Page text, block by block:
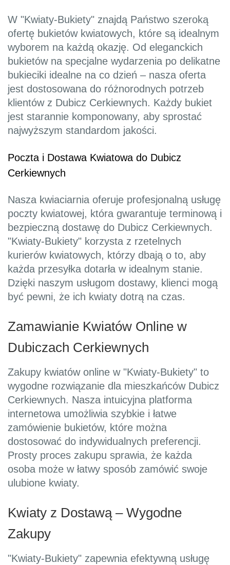
W "Kwiaty-Bukiety" znajdą Państwo szeroką
ofertę bukietów kwiatowych, które są idealnym
wyborem na każdą okazję. Od eleganckich
bukietów na specjalne wydarzenia po delikatne
bukieciki idealne na co dzień – nasza oferta
jest dostosowana do różnorodnych potrzeb
klientów z Dubicz Cerkiewnych. Każdy bukiet
jest starannie komponowany, aby sprostać
najwyższym standardom jakości.
Poczta i Dostawa Kwiatowa do Dubicz
Cerkiewnych
Nasza kwiaciarnia oferuje profesjonalną usługę
poczty kwiatowej, która gwarantuje terminową i
bezpieczną dostawę do Dubicz Cerkiewnych.
"Kwiaty-Bukiety" korzysta z rzetelnych
kurierów kwiatowych, którzy dbają o to, aby
każda przesyłka dotarła w idealnym stanie.
Dzięki naszym usługom dostawy, klienci mogą
być pewni, że ich kwiaty dotrą na czas.
Zamawianie Kwiatów Online w
Dubiczach Cerkiewnych
Zakupy kwiatów online w "Kwiaty-Bukiety" to
wygodne rozwiązanie dla mieszkańców Dubicz
Cerkiewnych. Nasza intuicyjna platforma
internetowa umożliwia szybkie i łatwe
zamówienie bukietów, które można
dostosować do indywidualnych preferencji.
Prosty proces zakupu sprawia, że każda
osoba może w łatwy sposób zamówić swoje
ulubione kwiaty.
Kwiaty z Dostawą – Wygodne
Zakupy
"Kwiaty-Bukiety" zapewnia efektywną usługę